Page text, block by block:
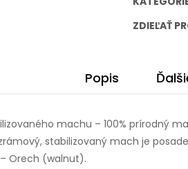
ZDIEĽAŤ
Popis
machu – 100% prírodný
stabilizovaný mach je
Orech (walnut).